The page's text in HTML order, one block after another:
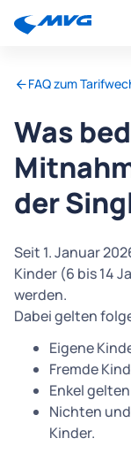
FAQ zum
Was
der
Seit 1. Januar
Kinder (6 bis 14
werden.
Dabei gelten
Eigene
Fremde
Enkel
Nichten
Kinder.